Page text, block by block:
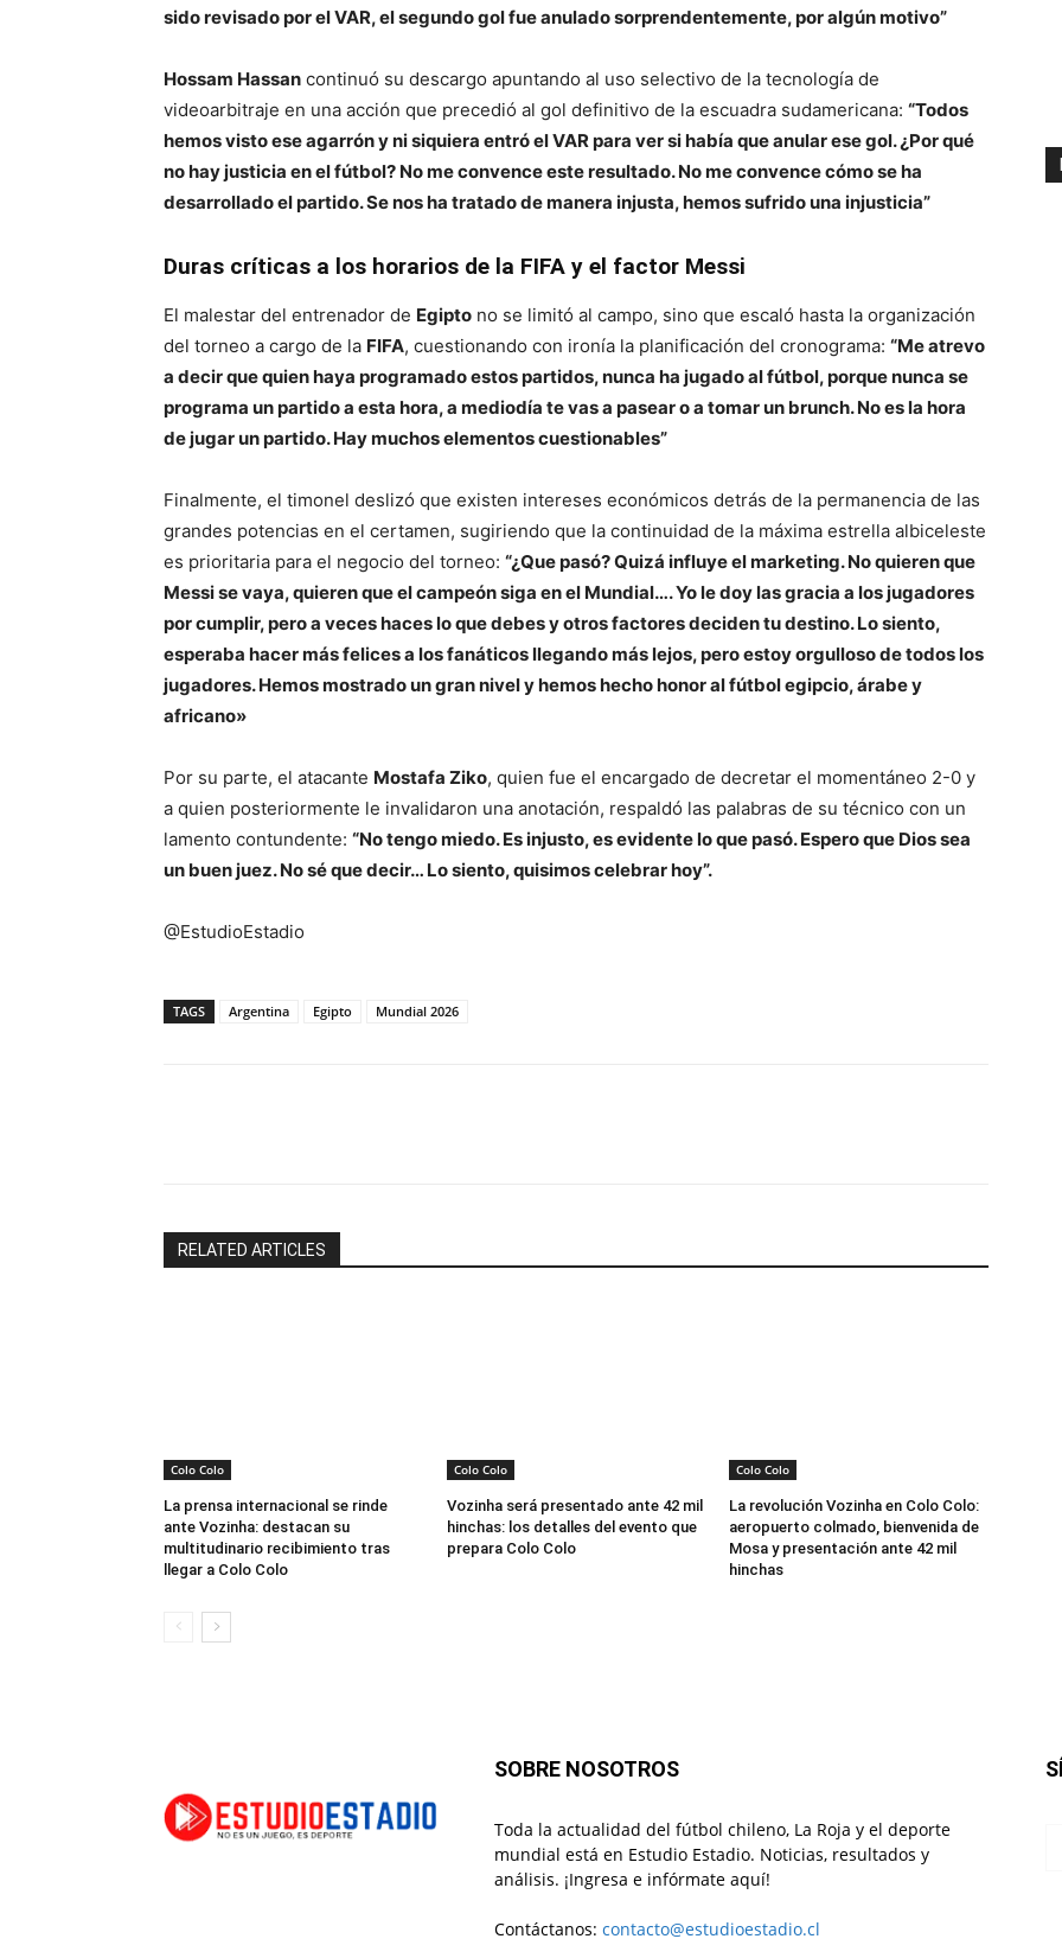
sido revisado por el VAR, el segundo gol fue anulado sorprendentemente, por algún motivo”
Hossam Hassan continuó su descargo apuntando al uso selectivo de la tecnología de
videoarbitraje en una acción que precedió al gol definitivo de la escuadra sudamericana: “Todos
hemos visto ese agarrón y ni siquiera entró el VAR para ver si había que anular ese gol. ¿Por qué
no hay justicia en el fútbol? No me convence este resultado. No me convence cómo se ha
desarrollado el partido. Se nos ha tratado de manera injusta, hemos sufrido una injusticia”
Duras críticas a los horarios de la FIFA y el factor Messi
El malestar del entrenador de Egipto no se limitó al campo, sino que escaló hasta la organización
del torneo a cargo de la FIFA, cuestionando con ironía la planificación del cronograma: “Me atrevo
a decir que quien haya programado estos partidos, nunca ha jugado al fútbol, porque nunca se
programa un partido a esta hora, a mediodía te vas a pasear o a tomar un brunch. No es la hora
de jugar un partido. Hay muchos elementos cuestionables”
Finalmente, el timonel deslizó que existen intereses económicos detrás de la permanencia de las
grandes potencias en el certamen, sugiriendo que la continuidad de la máxima estrella albiceleste
es prioritaria para el negocio del torneo: “¿Que pasó? Quizá influye el marketing. No quieren que
Messi se vaya, quieren que el campeón siga en el Mundial…. Yo le doy las gracia a los jugadores
por cumplir, pero a veces haces lo que debes y otros factores deciden tu destino. Lo siento,
esperaba hacer más felices a los fanáticos llegando más lejos, pero estoy orgulloso de todos los
jugadores. Hemos mostrado un gran nivel y hemos hecho honor al fútbol egipcio, árabe y
africano»
Por su parte, el atacante Mostafa Ziko, quien fue el encargado de decretar el momentáneo 2-0 y
a quien posteriormente le invalidaron una anotación, respaldó las palabras de su técnico con un
lamento contundente: “No tengo miedo. Es injusto, es evidente lo que pasó. Espero que Dios sea
un buen juez. No sé que decir… Lo siento, quisimos celebrar hoy”.
@EstudioEstadio
TAGS Argentina Egipto Mundial 2026
RELATED ARTICLES
Colo Colo
La prensa internacional se rinde
ante Vozinha: destacan su
multitudinario recibimiento tras
llegar a Colo Colo
Colo Colo
Vozinha será presentado ante 42 mil
hinchas: los detalles del evento que
prepara Colo Colo
Colo Colo
La revolución Vozinha en Colo Colo:
aeropuerto colmado, bienvenida de
Mosa y presentación ante 42 mil
hinchas
SOBRE NOSOTROS
Toda la actualidad del fútbol chileno, La Roja y el deporte
mundial está en Estudio Estadio. Noticias, resultados y
análisis. ¡Ingresa e infórmate aquí!
Contáctanos: contacto@estudioestadio.cl